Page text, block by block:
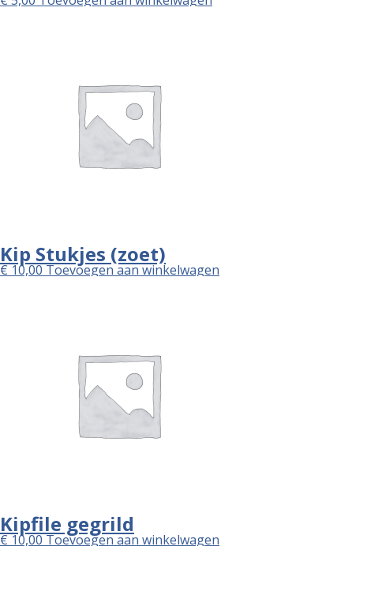
Kip Stukjes (zoet)
€10,00Toevoegen aan winkelwagen
Kipfile gegrild
€10,00Toevoegen aan winkelwagen